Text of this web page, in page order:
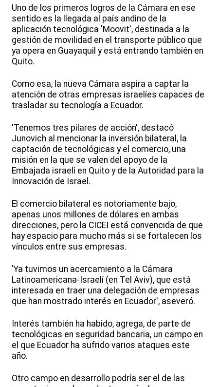
Uno de los primeros logros de la Cámara en ese
sentido es la llegada al país andino de la
aplicación tecnológica 'Moovit', destinada a la
gestión de movilidad en el transporte público que
ya opera en Guayaquil y está entrando también en
Quito.
Como esa, la nueva Cámara aspira a captar la
atención de otras empresas israelíes capaces de
trasladar su tecnología a Ecuador.
'Tenemos tres pilares de acción', destacó
Junovich al mencionar la inversión bilateral, la
captación de tecnológicas y el comercio, una
misión en la que se valen del apoyo de la
Embajada israelí en Quito y de la Autoridad para la
Innovación de Israel.
El comercio bilateral es notoriamente bajo,
apenas unos millones de dólares en ambas
direcciones, pero la CICEI está convencida de que
hay espacio para mucho más si se fortalecen los
vínculos entre sus empresas.
'Ya tuvimos un acercamiento a la Cámara
Latinoamericana-Israelí (en Tel Aviv), que está
interesada en traer una delegación de empresas
que han mostrado interés en Ecuador', aseveró.
Interés también ha habido, agrega, de parte de
tecnológicas en seguridad bancaria, un campo en
el que Ecuador ha sufrido varios ataques este
año.
Otro campo en desarrollo podría ser el de las